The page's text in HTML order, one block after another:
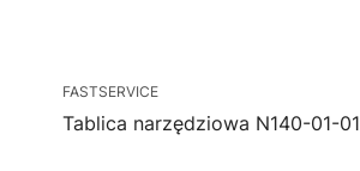
FASTSERVICE
Tablica narzędziowa N140-01-01